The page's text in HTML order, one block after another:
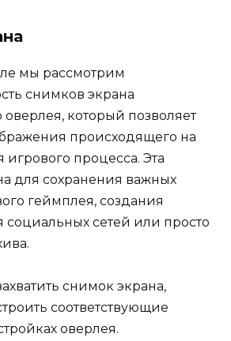
мы рассмотрим
снимков экрана
оверлея, который позволяет
происходящего на
процесса. Эта
для сохранения важных
геймплея, создания
сетей или просто
снимок экрана,
соответствующие
оверлея.